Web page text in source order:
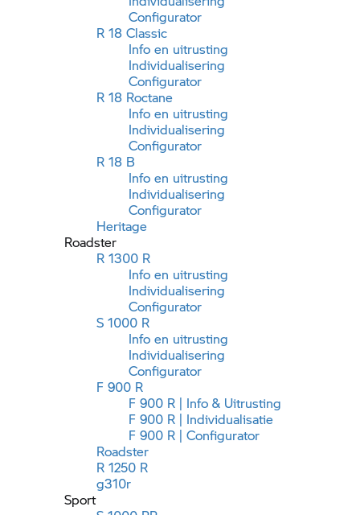
Configurator
R 18 Classic
Info en uitrusting
Individualisering
Configurator
R 18 Roctane
Info en uitrusting
Individualisering
Configurator
R 18 B
Info en uitrusting
Individualisering
Configurator
Heritage
Roadster
R 1300 R
Info en uitrusting
Individualisering
Configurator
S 1000 R
Info en uitrusting
Individualisering
Configurator
F 900 R
F 900 R | Info & Uitrusting
F 900 R | Individualisatie
F 900 R | Configurator
Roadster
R 1250 R
g310r
Sport